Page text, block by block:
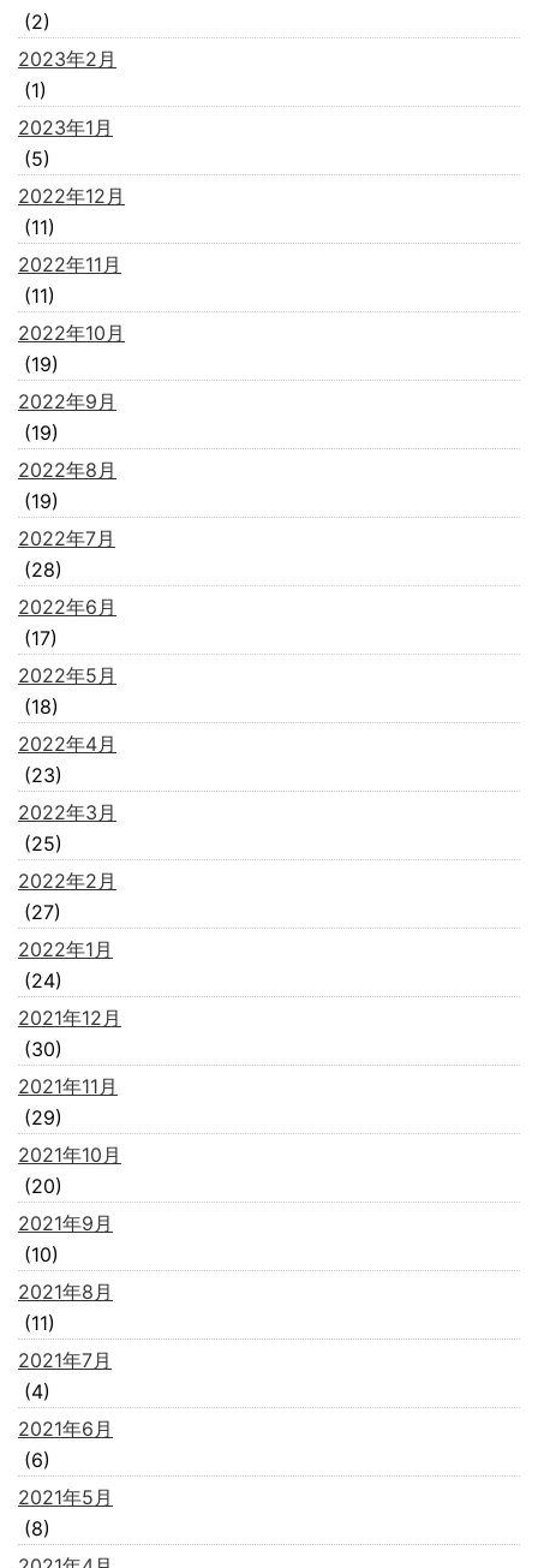
(2)
2023年2月
(1)
2023年1月
(5)
2022年12月
(11)
2022年11月
(11)
2022年10月
(19)
2022年9月
(19)
2022年8月
(19)
2022年7月
(28)
2022年6月
(17)
2022年5月
(18)
2022年4月
(23)
2022年3月
(25)
2022年2月
(27)
2022年1月
(24)
2021年12月
(30)
2021年11月
(29)
2021年10月
(20)
2021年9月
(10)
2021年8月
(11)
2021年7月
(4)
2021年6月
(6)
2021年5月
(8)